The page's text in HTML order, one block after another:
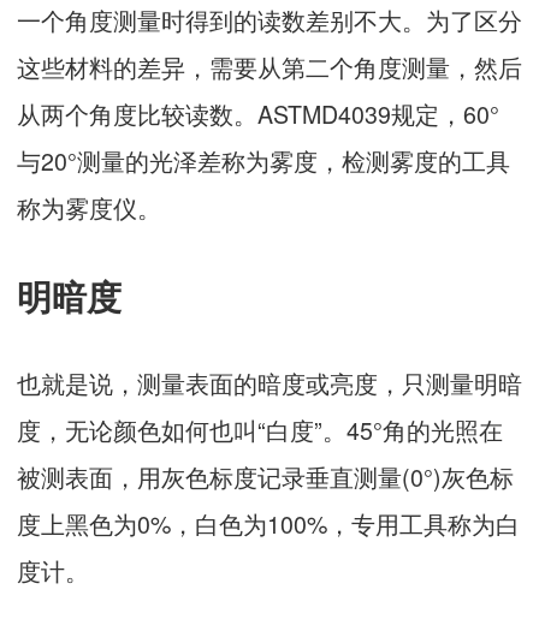
一个角度测量时得到的读数差别不大。为了区分
这些材料的差异，需要从第二个角度测量，然后
从两个角度比较读数。ASTMD4039规定，60°
与20°测量的光泽差称为雾度，检测雾度的工具
称为雾度仪。
明暗度
也就是说，测量表面的暗度或亮度，只测量明暗
度，无论颜色如何也叫“白度”。45°角的光照在
被测表面，用灰色标度记录垂直测量(0°)灰色标
度上黑色为0%，白色为100%，专用工具称为白
度计。